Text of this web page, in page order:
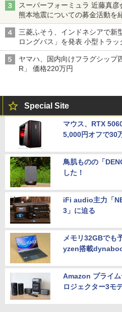
スーパーフォーミュラ 近藤真
熊本地震についての募金活動を
三菱ふそう、インドネシアで新
ロングバス」を発表 小型トラッ
バス
ヤマハ、国内向けフラグシップ
R」 価格220万円
Special Site
マウス、RTX
5,000円オフで30
鳥肌ものの「
した！
iFi audio主力「
3」に迫る
メモリ32GBでも
yzen搭載
Amazon プライ
ロジェクター3モ